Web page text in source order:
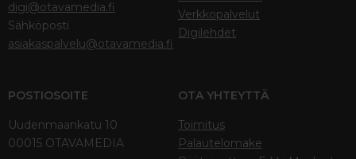
digi@otavamedia.fi
Sähköposti
asiakaspalvelu@otavamedia.fi
Verkkopalvelut
Digilehdet
POSTIOSOITE
Uudenmaankatu 10
00015 OTAVAMEDIA
OTA YHTEYTTÄ
Toimitus
Palautelomake